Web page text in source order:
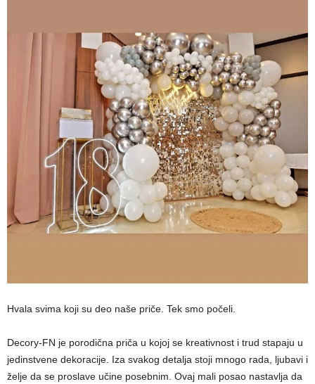
Hvala svima koji su deo naše priče. Tek smo počeli.
Decory-FN je porodična priča u kojoj se kreativnost i trud stapaju u
jedinstvene dekoracije. Iza svakog detalja stoji mnogo rada, ljubavi i
želje da se proslave učine posebnim. Ovaj mali posao nastavlja da